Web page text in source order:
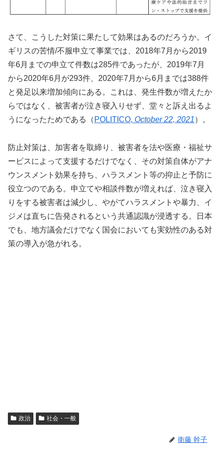
さて、こうした対策に果たして効果はあるのだろうか。イ
ギリスの苦情/不服申立て事業では、2018年7月から2019
年6月までの申立て件数は285件であったが、2019年7月
から2020年6月が293件、2020年7月から6月までは388件
と発足以来増加傾向にある。これは、発生件数が増えたか
らではなく、被害者が泣き寝入りせず、堂々と訴え出るよ
うになったためである（ POLITICO, October 22, 2021）。
防止対策は、加害者を取締り、被害者を法や医療・福祉サ
ービスによって支援するだけでなく、その対策自体がアナ
ウンスメント効果を持ち、ハラスメント等の抑止と予防に
役立つのである。申立てや相談件数が増えれば、泣き寝入
りをする被害者は減少し、やがてハラスメントや暴力、イ
ジメは直ちに告発されるという共通認識が浸透する。日本
でも、地方議会だけでなく国会においても実効性のある対
策の導入が急がれる。
政治 社会・一般
衛藤 幹子